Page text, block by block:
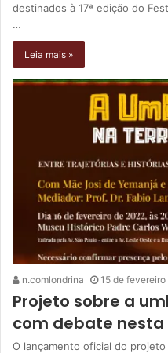
destinados à 17ª edição do
…
Leia mais »
n.comlondrina 15 de
Projeto sobre a
com debate nesta
O lançamento oficial do projeto